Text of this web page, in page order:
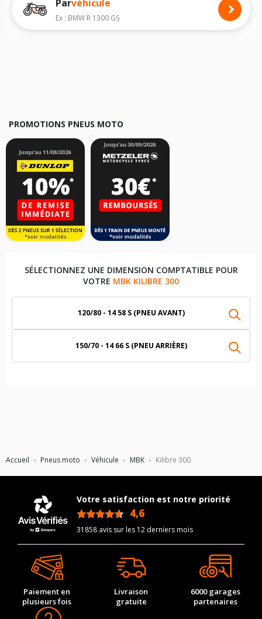
Accueil Pneus moto Véhicule MBK Kilibre 300
Nous recommandons de toujours monter des pneus moto avec les
dimensions homologuées par le constructeur.
Pour cela, veuillez sélectionner le modèle de votre motoMBK Kilibre 300
Parvéhicule
Ex : BMW R 1300 GS
PROMOTIONS PNEUS MOTO
SÉLECTIONNEZ UNE DIMENSION COMPTATIBLE POUR
VOTRE MBK KILIBRE 300
120/80 - 14 58 S (PNEU AVANT)
150/70 - 14 66 S (PNEU ARRIÈRE)
Votre satisfaction est notre priorité
4,6
31858 avis sur les 12 derniers mois
Paiement en
plusieurs fois
Livraison
gratuite
6000 garages
partenaires